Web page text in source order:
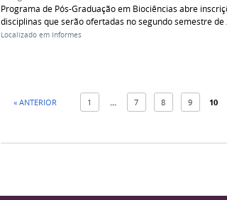
Programa de Pós-Graduação em Biociências abre
disciplinas que serão ofertadas no segundo semestre de
Localizado em Informes
« ANTERIOR 1 7 8 9 10